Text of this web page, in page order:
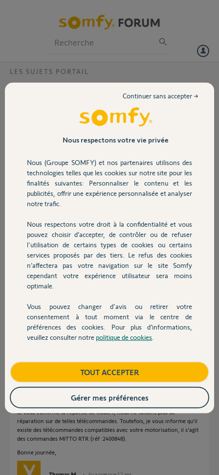
Volet
Sécurité
Domotique
Chauffage
Autres produits
Devis avec un pro
Contact
LES SUJETS PORTAIL
Réparation télécommande
Je suis en possession d'un ouvre portail PASSEO 500 acheté chez
Leroy Merlin à Orléans vers le milieu de l'année 2001.
procédure doit- on employée pour vous la retourner pour réparation,
ou est-il plus intéressant d'en acheter une identique ou compatible.
Ma télécommande S433 est à 4 touches en 433MHz et fonctionne
avec une pile de 9V.
Vous remerciant pour votre réponse,
Philippe V.
il y a presque 12 ans
Participer au fil de discussion
Réponses
Réparer une télécommande qui à 13 ans !?
Bonjour Philippe et Robert,
Je vous confirme la réponse de Robert, nous ne faisons plus de
réparation sur de telles télécommandes. Toutefois, je vous informe qu'il
existe des télécommandes compatibles avec votre motorisation, il s'agit
des commandes MITTO RTR (réf :2400848).
Bonne journée,
Nous respectons votre vie privée
Nous (Groupe SOMFY) et nos partenaires utilisons des
technologies telles que les cookies sur notre site pour les
finalités suivantes: Personnaliser le contenu et les
publicités, offrir une expérience personnalisée et analyser
notre trafic.
Nous respectons votre droit à la confidentialité et vous
pouvez choisir d’accepter, de contrôler ou de refuser
l'utilisation de certains types de cookies ou certains
services proposés par des tiers. Le refus des cookies
n’affectera pas votre navigation sur le site Somfy
cependant votre expérience utilisateur sera moins
optimale.
Vous pouvez changer d'avis ou retirer votre
consentement à tout moment via le centre de
préférences des cookies. Pour plus d’informations,
veuillez consulter notre politique de cookies
Continuer sans accepter →
TOUT ACCEPTER
Gérer mes préférences